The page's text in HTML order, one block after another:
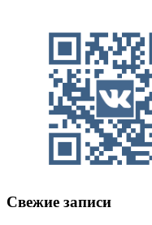
Свежие записи